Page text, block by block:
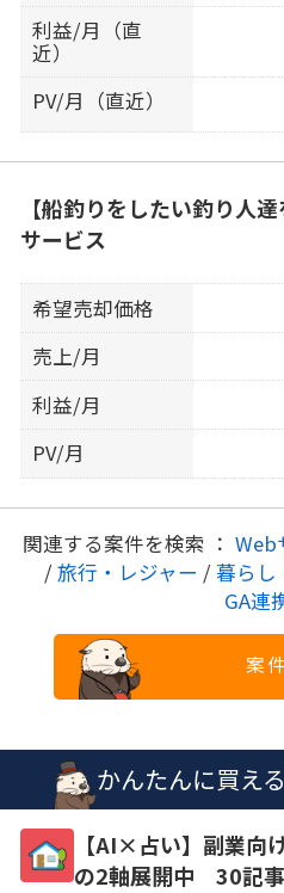
利益/月（直
近）
PV/月（直近）
【船釣りをしたい釣り人
サービス
希望売却価格
売上/月
利益/月
PV/月
関連する案件を検索 ： Web
/ 旅行・レジャー / 暮らし
GA連
案
かんたんに買え
【AI×占い】副業向
の2軸展開中 30記事